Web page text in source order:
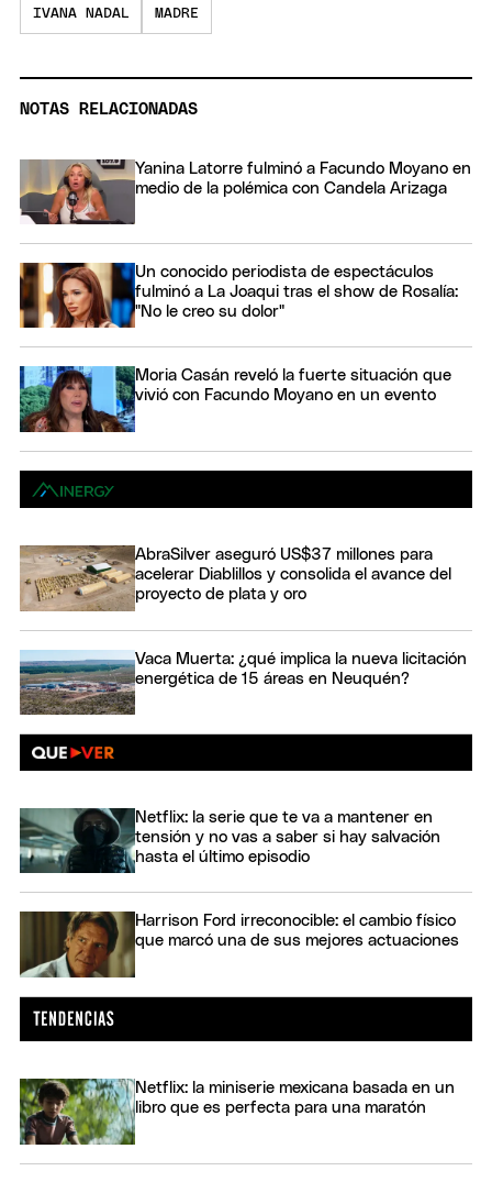
IVANA NADAL MADRE
NOTAS RELACIONADAS
Yanina Latorre fulminó a Facundo Moyano en
medio de la polémica con Candela Arizaga
Un conocido periodista de espectáculos
fulminó a La Joaqui tras el show de Rosalía:
"No le creo su dolor"
Moria Casán reveló la fuerte situación que
vivió con Facundo Moyano en un evento
AbraSilver aseguró US$37 millones para
acelerar Diablillos y consolida el avance del
proyecto de plata y oro
Vaca Muerta: ¿qué implica la nueva licitación
energética de 15 áreas en Neuquén?
Netflix: la serie que te va a mantener en
tensión y no vas a saber si hay salvación
hasta el último episodio
Harrison Ford irreconocible: el cambio físico
que marcó una de sus mejores actuaciones
Netflix: la miniserie mexicana basada en un
libro que es perfecta para una maratón